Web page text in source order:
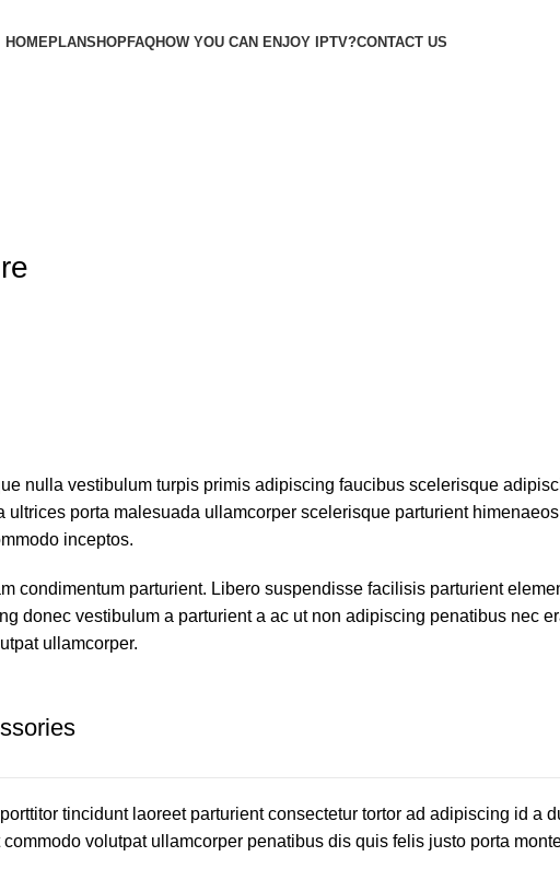
HOMEPLANSHOPFAQHOW YOU CAN ENJOY IPTV?CONTACT US
nulla vestibulum turpis primis adipiscing faucibus scelerisque
porta malesuada ullamcorper scelerisque parturient
inceptos.
condimentum parturient. Libero suspendisse facilisis parturient
donec vestibulum a parturient a ac ut non adipiscing penatibus nec
ullamcorper.
tincidunt laoreet parturient consectetur tortor ad adipiscing id a
volutpat ullamcorper penatibus dis quis felis justo porta